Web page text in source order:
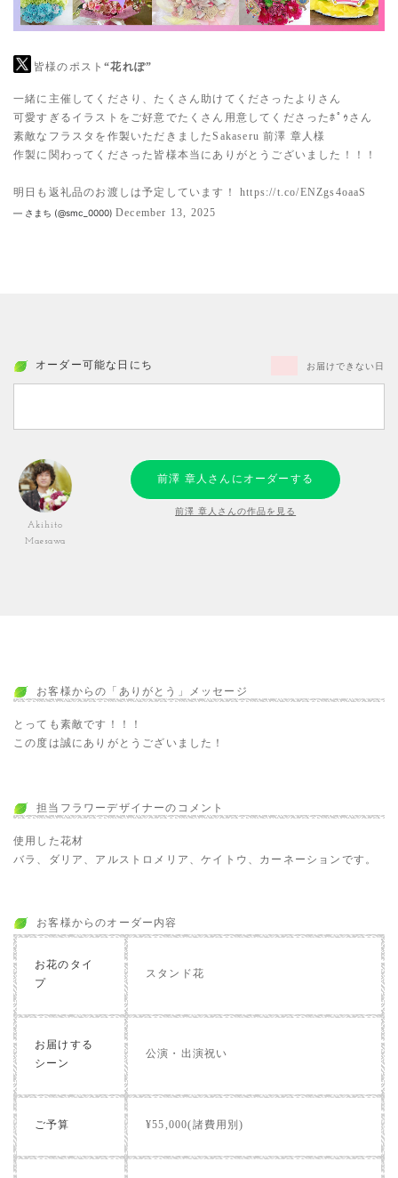
皆様のポスト“花れぽ”
一緒に主催してくださり、たくさん助けてくださったよりさん
可愛すぎるイラストをご好意でたくさん用意してくださったﾎﾟｩさん
素敵なフラスタを作製いただきましたSakaseru 前澤 章人様
作製に関わってくださった皆様本当にありがとうございました！！！
明日も返礼品のお渡しは予定しています！ https://t.co/ENZgs4oaaS
— さまち (@smc_0000) December 13, 2025
オーダー可能な日にち お届けできない日
Akihito
Maesawa
前澤 章人さんにオーダーする
前澤 章人さんの作品を見る
お客様からの「ありがとう」メッセージ
とっても素敵です！！！
この度は誠にありがとうございました！
担当フラワーデザイナーのコメント
使用した花材
バラ、ダリア、アルストロメリア、ケイトウ、カーネーションです。
お客様からのオーダー内容
お花のタイ
プ
スタンド花
お届けする
シーン
公演・出演祝い
ご予算 ¥55,000(諸費用別)